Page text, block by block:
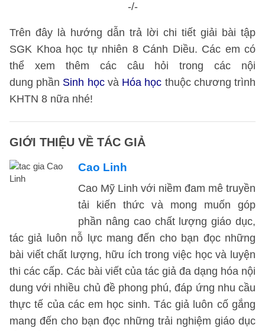
-/-
Trên đây là hướng dẫn trả lời chi tiết giải bài tập
SGK Khoa học tự nhiên 8 Cánh Diều. Các em có
thể xem thêm các câu hỏi trong các nội
dung phần Sinh họcvà Hóa học thuộc chương trình
KHTN 8 nữa nhé!
GIỚI THIỆU VỀ TÁC GIẢ
Cao Linh
Cao Mỹ Linh với niềm đam mê truyền
tải kiến thức và mong muốn góp
phần nâng cao chất lượng giáo dục,
tác giả luôn nỗ lực mang đến cho bạn đọc những
bài viết chất lượng, hữu ích trong việc học và luyện
thi các cấp. Các bài viết của tác giả đa dạng hóa nội
dung với nhiều chủ đề phong phú, đáp ứng nhu cầu
thực tế của các em học sinh. Tác giả luôn cố gắng
mang đến cho bạn đọc những trải nghiệm giáo dục